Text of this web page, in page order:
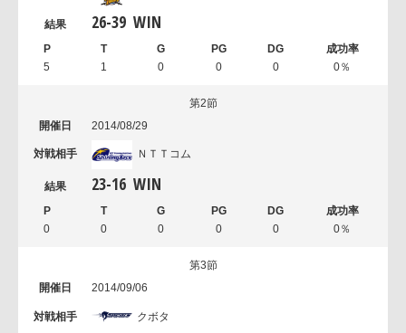
26-39 WIN
5 1 0 0 0 0％
第2節
2014/08/29
ＮＴＴコム
23-16 WIN
0 0 0 0 0 0％
第3節
2014/09/06
クボタ